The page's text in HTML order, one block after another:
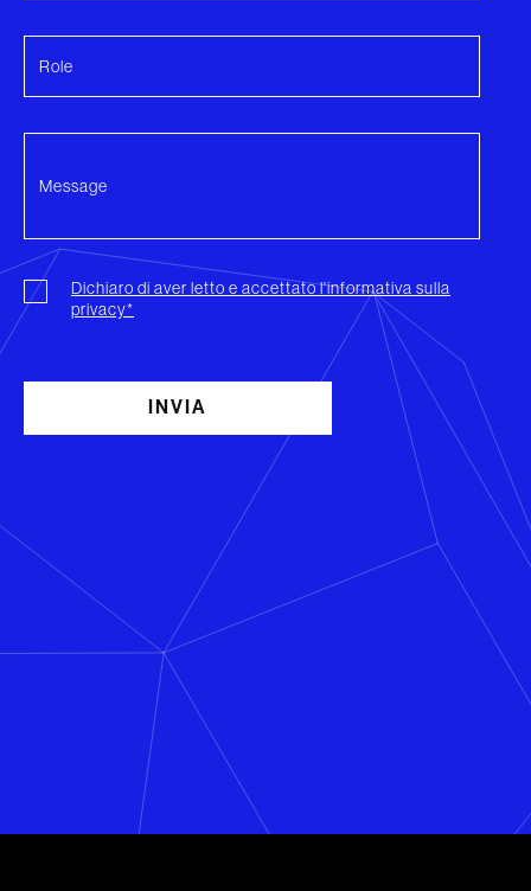
Dichiaro di aver letto e accettato l'informativa sulla
privacy*